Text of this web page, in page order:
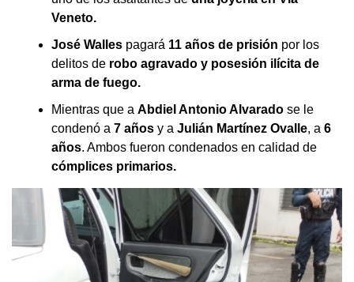
Veneto.
José Walles pagará 11 años de prisión por los
delitos de robo agravado y posesión ilícita de
arma de fuego.
Mientras que a Abdiel Antonio Alvarado se le
condenó a 7 años y a Julián Martínez Ovalle, a 6
años. Ambos fueron condenados en calidad de
cómplices primarios.